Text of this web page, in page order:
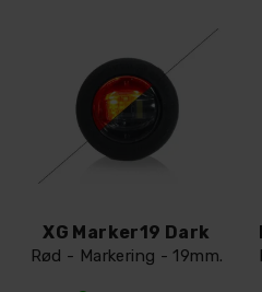
XG Marker19 Dark
Rød - Markering - 19mm.